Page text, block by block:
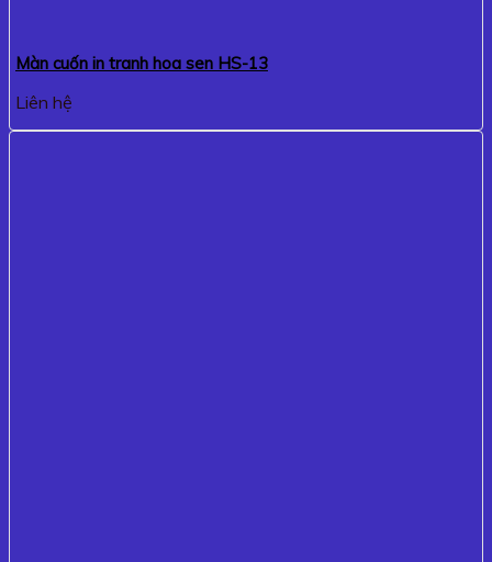
Màn cuốn in tranh hoa sen HS-13
Liên hệ